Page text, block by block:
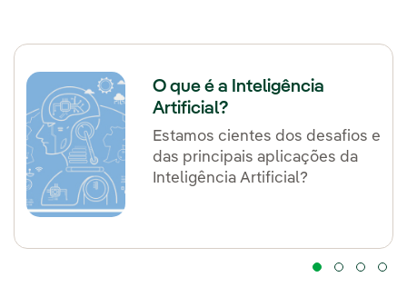
O que é a Inteligência
Artificial?
Estamos cientes dos desafios e
das principais aplicações da
Inteligência Artificial?